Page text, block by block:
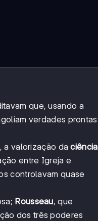
que, usando a
verdades prontas
, a valorização daciência
entre Igreja e
controlavam quase
Rousseau, que
dos três poderes